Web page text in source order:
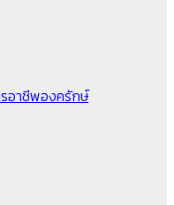
อาชีพองครักษ์